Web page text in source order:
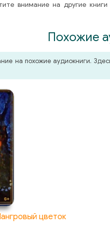
внимание на другие
Похожие
на похожие аудиокниги.
цветок